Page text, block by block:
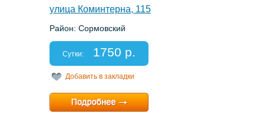
улица Коминтерна, 115
Район: Сормовский
Спальных мест: 2+1
Отчетные документы: есть
Сутки: 1750 р.
Добавить в закладки
Минимальный срок:1 суток
Расчетный час:12:00